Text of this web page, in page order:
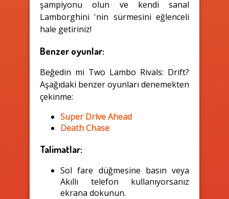
şampiyonu olun ve kendi sanal
Lamborghini 'nin sürmesini eğlenceli
hale getiriniz!
Benzer oyunlar:
Beğedin mi Two Lambo Rivals: Drift?
Aşağıdaki benzer oyunları denemekten
çekinme:
Super Drive Ahead
Death Chase
Talimatlar:
Sol fare düğmesine basın veya
Akıllı telefon kullanıyorsanız
ekrana dokunun.